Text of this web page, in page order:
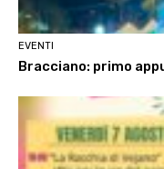
EVENTI
Bracciano: primo